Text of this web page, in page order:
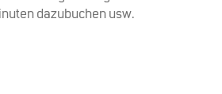
dazubuchen usw.